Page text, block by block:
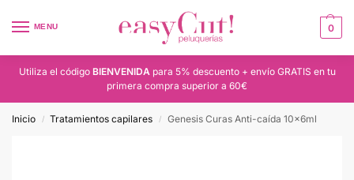
MENU 0
Utiliza el código BIENVENIDApara 5% descuento + envío GRATIS en tu
primera compra superior a 60€
Inicio / Tratamientos capilares / Genesis Curas Anti-caída 10x6ml